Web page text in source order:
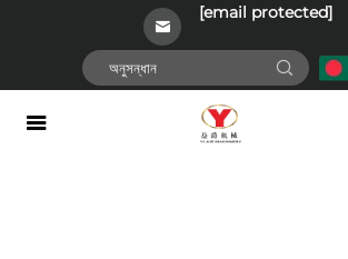
[email protected]